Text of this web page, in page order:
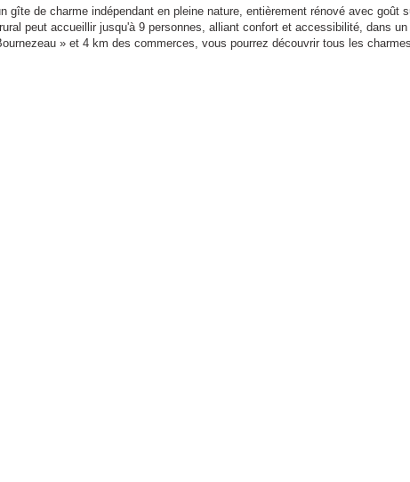
de charme indépendant en pleine nature, entièrement rénové avec goût
peut accueillir jusqu'à 9 personnes, alliant confort et accessibilité, dans un
» et 4 km des commerces, vous pourrez découvrir tous les